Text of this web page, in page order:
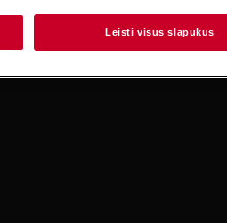
Rasti instrukciją
Leisti visus slapukus